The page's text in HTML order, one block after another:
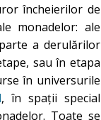
încheierilor de
monadelor: ale
a derulărilor
sau în etapa
în universurile
, în spații special
Toate se